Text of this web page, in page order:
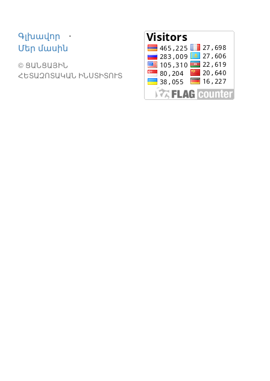
Գլխավոր
⋅
Մեր մասին
© ՑԱՆՑԱՅԻՆ
ՀԵՏԱԶՈՏԱԿԱՆ ԻՆՍՏԻՏՈՒՏ